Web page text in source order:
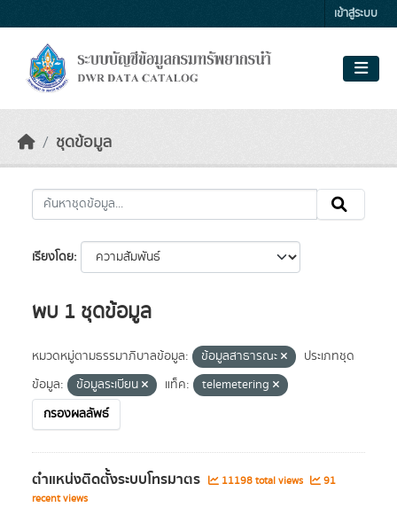
เข้าสู่ระบบ
ชุดข้อมูล
เรียงโดย
พบ 1 ชุดข้อมูล
หมวดหมู่ตามธรรมาภิบาลข้อมูล: ข้อมูลสาธารณะ
ประเภทชุด
ข้อมูล:
ข้อมูลระเบียน แท็ค:
telemetering
กรองผลลัพธ์
ตำแหน่งติดตั้งระบบโทรมาตร 11198 total views
91
recent views